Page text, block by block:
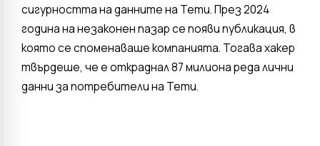
сигурността на данните на Temu. През 2024
година на незаконен пазар се появи публикация, в
която се споменаваше компанията. Тогава хакер
твърдеше, че е откраднал 87 милиона реда лични
данни за потребители на Temu.